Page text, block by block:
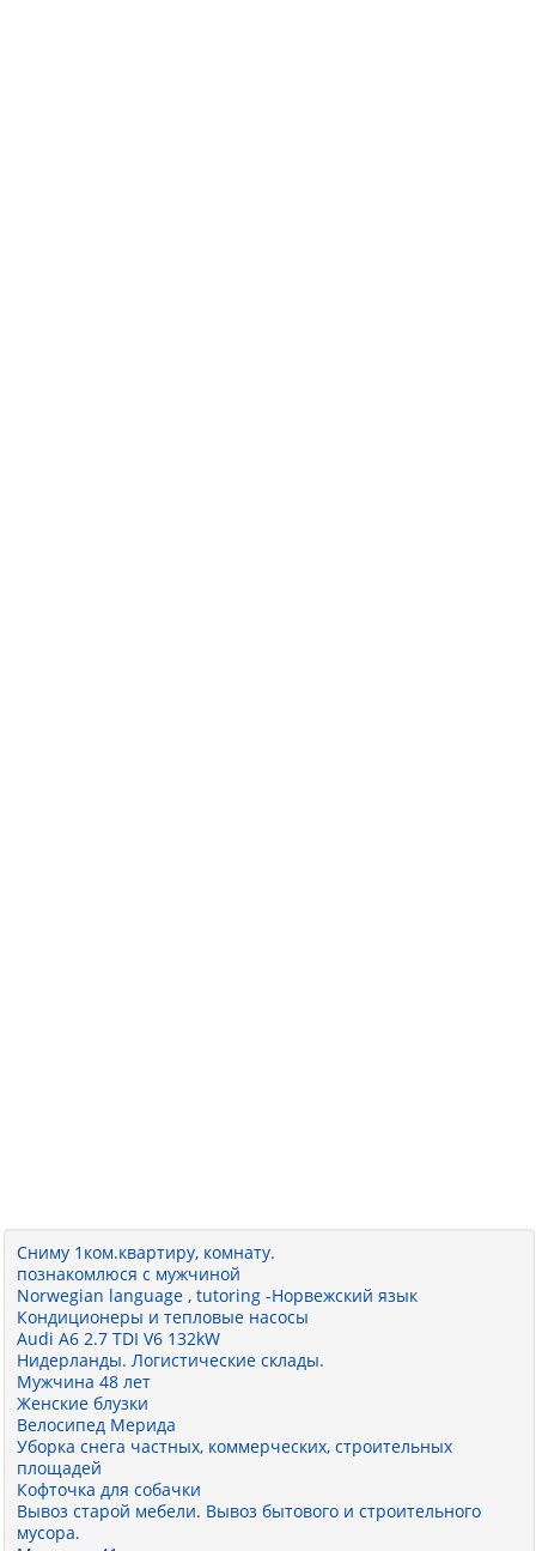
Сниму 1ком.квартиру, комнату.
познакомлюся с мужчиной
Norwegian language , tutoring -Норвежский язык
Кондиционеры и тепловые насосы
Audi A6 2.7 TDI V6 132kW
Нидерланды. Логистические склады.
Мужчина 48 лет
Женские блузки
Велосипед Мерида
Уборка снега частных, коммерческих, строительных
площадей
Кофточка для собачки
Вывоз старой мебели. Вывоз бытового и строительного
мусора.